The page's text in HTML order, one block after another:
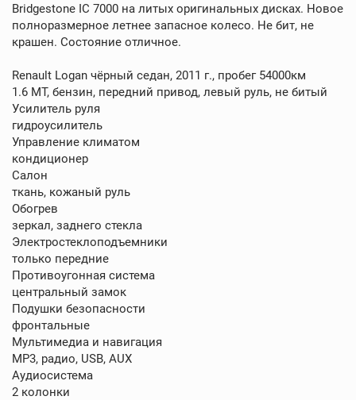
Bridgestone IC 7000 на литых оригинальных дисках. Новое
полноразмерное летнее запасное колесо. Не бит, не
крашен. Состояние отличное.
Renault Logan чёрный седан, 2011 г., пробег 54000км
1.6 MT, бензин, передний привод, левый руль, не битый
Усилитель руля
гидроусилитель
Управление климатом
кондиционер
Салон
ткань, кожаный руль
Обогрев
зеркал, заднего стекла
Электростеклоподъемники
только передние
Противоугонная система
центральный замок
Подушки безопасности
фронтальные
Мультимедиа и навигация
MP3, радио, USB, AUX
Аудиосистема
2 колонки